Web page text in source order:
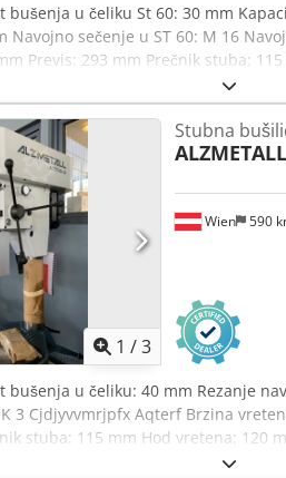
bušenja u čeliku St 60: 30 mm
Navojno sečenje u ST 60: M 16
Previs: 293 mm Prečnik stuba:
razmak: 2 x 14 x 224 mm
podešavanje obrtaja vretena: 225
260 kg Standardna oprema:
- Prekidač za desni i levi smer -
obrtaja - Stepen zaštite IP 54 -
sigurnošću - Boja: DD-struktuirani
12 LED mašinska lampa sa
Poz. 25 Rashladni uređaj B,
kompletna armatura
1 /3
Wien 590
Stubna
ALZMETALL
bušenja u čeliku: 40 mm Rezanje
3 Cjdjyvvmrjpfx Aqterf Brzina
stuba: 115 mm Hod vretena: 120
- razmak: 2 x 14 x 224 mm